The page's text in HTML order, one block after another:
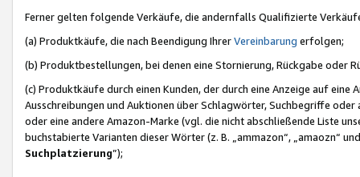
Ferner gelten folgende Verkäufe, die andernfalls Qualifizierte
(a) Produktkäufe, die nach Beendigung IhrerVereinbarung erfolgen;
(b) Produktbestellungen, bei denen eine Stornierung, Rückgabe oder
(c) Produktkäufe durch einen Kunden, der durch eine Anzeige auf
Ausschreibungen und Auktionen über Schlagwörter, Suchbegriffe
oder eine andere Amazon-Marke (vgl. die nicht abschließende Liste
buchstabierte Varianten dieser Wörter (z. B. „ammazon“, „amaozn“
Suchplatzierung”);